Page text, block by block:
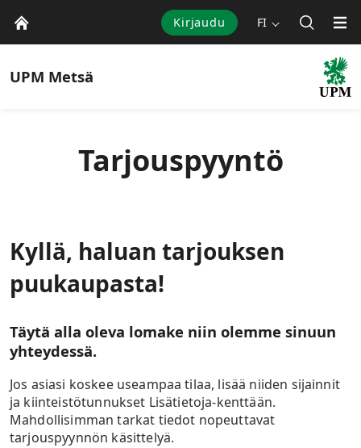
Kirjaudu FI
UPM Metsä
Tarjouspyyntö
Kyllä, haluan tarjouksen
puukaupasta!
Täytä alla oleva lomake niin olemme sinuun
yhteydessä.
Jos asiasi koskee useampaa tilaa, lisää niiden sijainnit
ja kiinteistötunnukset Lisätietoja-kenttään.
Mahdollisimman tarkat tiedot nopeuttavat
tarjouspyynnön käsittelyä.